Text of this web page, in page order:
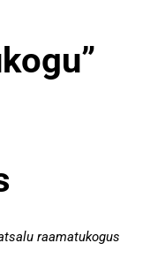
raamatukogus